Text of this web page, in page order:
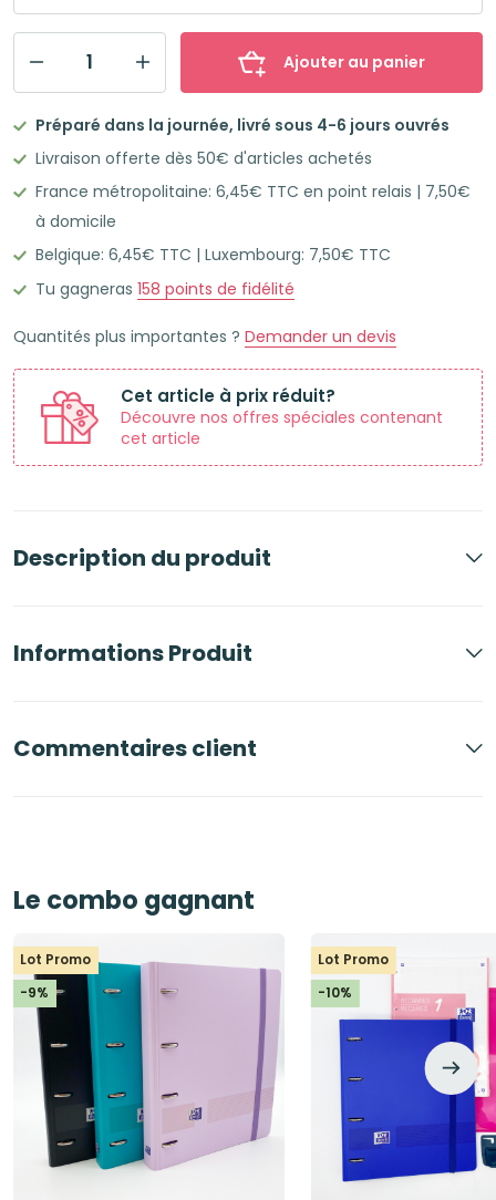
OXFORD
LIVE
&
GO
Classeur
à
A4+
35mm
Bleu
Ajouter au panier
Préparé dans la journée, livré sous 4-6 jours ouvrés
Livraison offerte dès 50€ d'articles achetés
France métropolitaine: 6,45€ TTC en point relais | 7,50€
à domicile
Belgique: 6,45€ TTC | Luxembourg: 7,50€ TTC
Tu gagneras 158 points de fidélité
Quantités plus importantes ? Demander un devis
Cet article à prix réduit?
Découvre nos offres spéciales contenant
cet article
Description du produit
Informations Produit
Commentaires client
Le combo gagnant
Lot Promo
-9%
Lot Promo
-10%